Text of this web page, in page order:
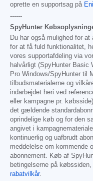
oprette en supportsag på
------
SpyHunter
Du har også mulighed for
for at få fuld funktionalitet,
vores supportafdeling via
halvårligt (SpyHunter Basic
Pro Windows/SpyHunter til
tilbudsmaterialerne og
indarbejdet heri ved
eller kampagne pr.
det gældende
oprindelige køb og for den
angivet i
kontinuerlig og uafbrudt
meddelelse om kommende
abonnement. Køb af
betingelserne på købssiden,
rabatvilkår.